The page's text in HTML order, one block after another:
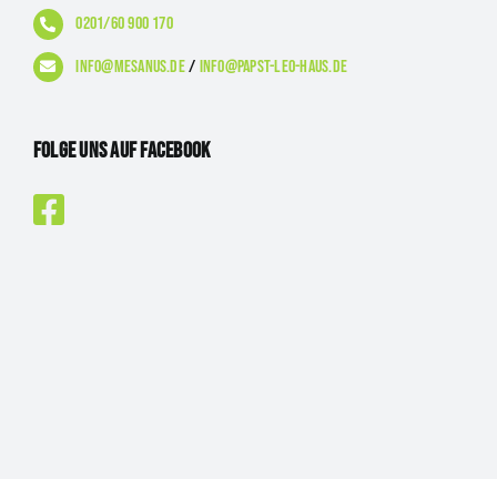
0201/60 900 170
info@mesanus.de/ info@papst-leo-haus.de
Folge uns auf Facebook